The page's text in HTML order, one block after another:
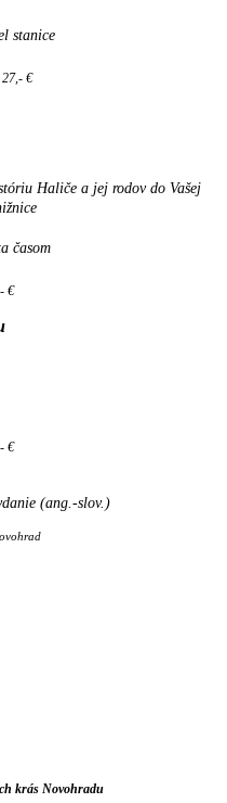
€
Haliče a jej rodov do Vašej
€
€
(ang.-slov.)
krás Novohradu